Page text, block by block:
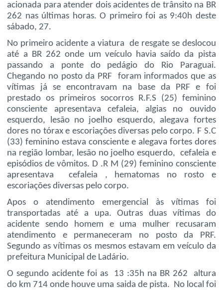
acionada para atender dois acidentes de trânsito na BR
262 nas últimas horas. O primeiro foi as 9:40h deste
sábado, 27.
No primeiro acidente a viatura de resgate se deslocou
até a BR 262 onde um veículo havia saído da pista
passando a ponte do pedágio do Rio Paraguai.
Chegando no posto da PRF foram informados que as
vítimas já se encontravam na base da PRF e foi
prestado os primeiros socorros R.F.S (25) feminino
consciente apresentava cefaleia, algias no ouvido
esquerdo, lesão no joelho esquerdo, alegava fortes
dores no tórax e escoriações diversas pelo corpo. F S.C
(33) feminino estava consciente e alegava fortes dores
na região lombar, lesão no joelho esquerdo, cefaleia e
episódios de vômitos. D .R M (29) feminino consciente
apresentava cefaleia , hematomas no rosto e
escoriações diversas pelo corpo.
Apos o atendimento emergencial às vítimas foi
transportadas até a upa. Outras duas vítimas do
acidente sendo homem e uma mulher recusaram
atendimento e permaneceram no posto da PRF.
Segundo as vítimas os mesmos estavam em veículo da
prefeitura Municipal de Ladário.
O segundo acidente foi as 13 :35h na BR 262 altura
do km 714 onde houve uma saida de pista. No local foi